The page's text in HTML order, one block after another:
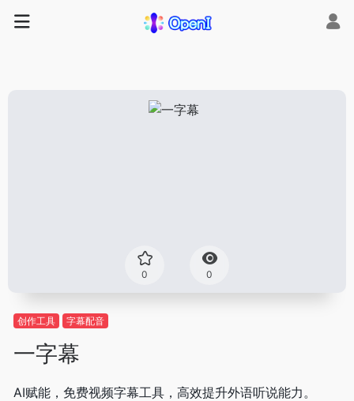
0 0
创作工具 字幕配音
一字幕
AI赋能，免费视频字幕工具，高效提升外语听说能力。